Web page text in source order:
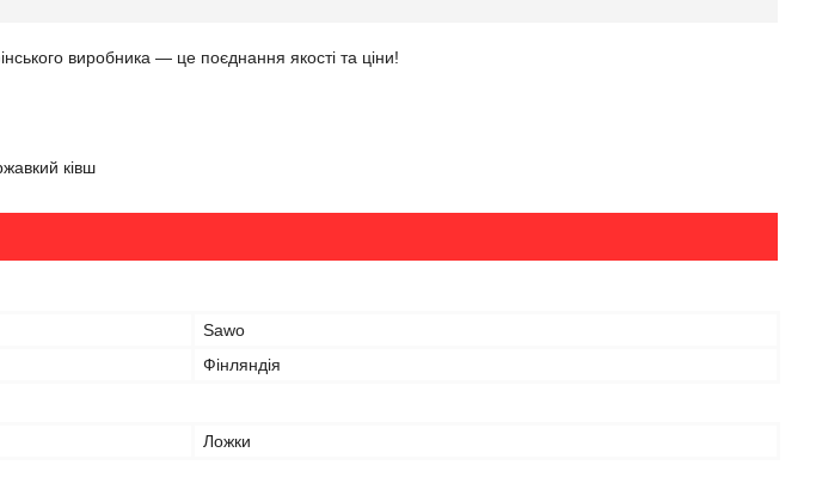
виробника — це поєднання якості та ціни!
ківш
Sawo
Фінляндія
Ложки